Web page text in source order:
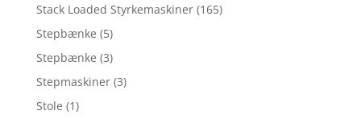
Stack Loaded Styrkemaskiner (165)
Stepbænke (5)
Stepbænke (3)
Stepmaskiner (3)
Stole (1)